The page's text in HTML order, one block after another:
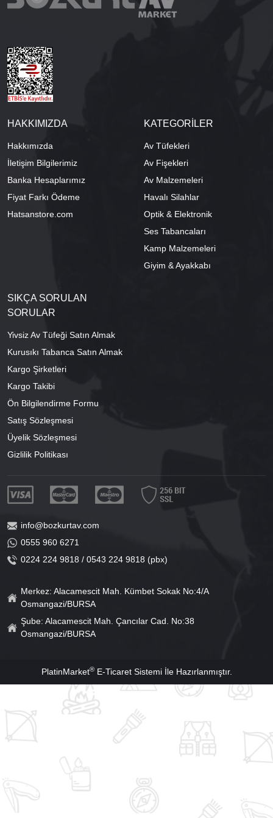
HAKKIMIZDA
Hakkımızda
İletişim Bilgilerimiz
Banka Hesaplarımız
Fiyat Farkı Ödeme
Hatsanstore.com
KATEGORİLER
Av Tüfekleri
Av Fişekleri
Av Malzemeleri
Havalı Silahlar
Optik & Elektronik
Ses Tabancaları
Kamp Malzemeleri
Giyim & Ayakkabı
SIKÇA SORULAN
SORULAR
Yivsiz Av Tüfeği Satın Almak
Kurusıkı Tabanca Satın Almak
Kargo Şirketleri
Kargo Takibi
Ön Bilgilendirme Formu
Satış Sözleşmesi
Üyelik Sözleşmesi
Gizlilik Politikası
info@bozkurtav.com
0555 960 6271
0224 224 9818 / 0543 224 9818 (pbx)
Merkez: Alacamescit Mah. Kümbet Sokak No:4/A
Osmangazi/BURSA
Şube: Alacamescit Mah. Çancılar Cad. No:38
Osmangazi/BURSA
PlatinMarket®E-Ticaret Sistemiİle Hazırlanmıştır.